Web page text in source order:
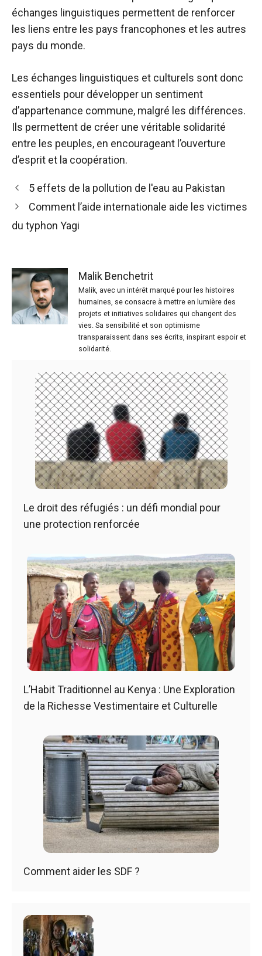
échanges linguistiques permettent de renforcer
les liens entre les pays francophones et les autres
pays du monde.
Les échanges linguistiques et culturels sont donc
essentiels pour développer un sentiment
d’appartenance commune, malgré les différences.
Ils permettent de créer une véritable solidarité
entre les peuples, en encourageant l’ouverture
d’esprit et la coopération.
5 effets de la pollution de l'eau au Pakistan
Comment l’aide internationale aide les victimes
du typhon Yagi
Malik Benchetrit
Malik, avec un intérêt marqué pour les histoires
humaines, se consacre à mettre en lumière des
projets et initiatives solidaires qui changent des
vies. Sa sensibilité et son optimisme
transparaissent dans ses écrits, inspirant espoir et
solidarité.
Le droit des réfugiés : un défi mondial pour
une protection renforcée
L’Habit Traditionnel au Kenya : Une Exploration
de la Richesse Vestimentaire et Culturelle
Comment aider les SDF ?